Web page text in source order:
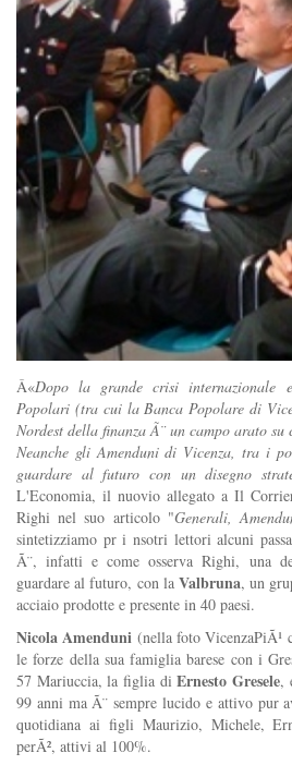
Â«Dopo la grande crisi
Popolari (tra cui la Banca Popolare di
Nordest della finanza Ã¨ un campo arato su
Neanche gli Amenduni di Vicenza, tra i
guardare al futuro con un disegno
L'Economia, il nuovio allegato a Il
Righi nel suo articolo "Generali,
sintetizziamo pr i nsotri lettori alcuni
Ã¨, infatti e come osserva Righi, una
guardare al futuro, con la Valbruna, un
acciaio prodotte e presente in 40 paesi.
Nicola Amenduni (nella foto
le forze della sua famiglia barese con i
57 Mariuccia, la figlia diErnesto Gresele,
99 anni ma Ã¨ sempre lucido e attivo pur
quotidiana ai figli Maurizio, Michele,
perÃ², attivi al 100%.